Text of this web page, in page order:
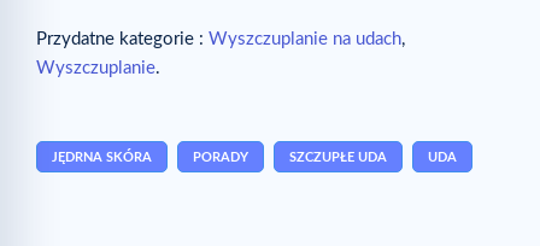
Przydatne kategorie : Wyszczuplanie na udach,
Wyszczuplanie.
JĘDRNA SKÓRA PORADY SZCZUPŁE UDA UDA